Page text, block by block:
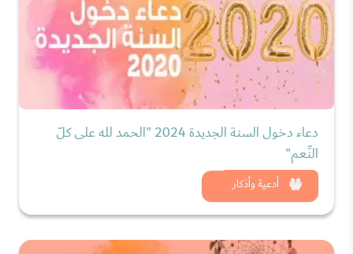
أدعية وأذكار
دعاء دخول السنة الجديدة 2024 "الحمد لله على كلّ
النِّعم"
شاهد الان